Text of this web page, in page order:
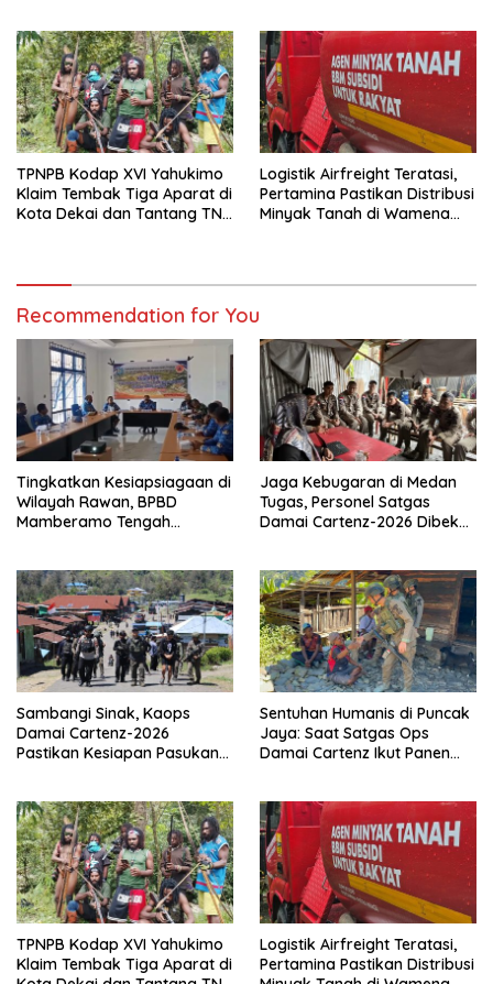
TPNPB Kodap XVI Yahukimo
Klaim Tembak Tiga Aparat di
Kota Dekai dan Tantang TNI-
Logistik Airfreight Teratasi,
Pertamina Pastikan Distribusi
Minyak Tanah di Wamena
Recommendation for You
Tingkatkan Kesiapsiagaan di
Wilayah Rawan, BPBD
Mamberamo Tengah
Jaga Kebugaran di Medan
Tugas, Personel Satgas
Damai Cartenz-2026 Dibekali
Sambangi Sinak, Kaops
Damai Cartenz-2026
Pastikan Kesiapan Pasukan
Sentuhan Humanis di Puncak
Jaya: Saat Satgas Ops
Damai Cartenz Ikut Panen
TPNPB Kodap XVI Yahukimo
Klaim Tembak Tiga Aparat di
Logistik Airfreight Teratasi,
Pertamina Pastikan Distribusi